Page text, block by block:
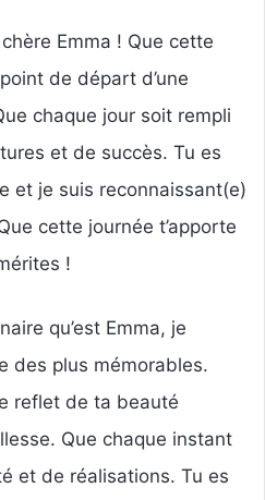
Emma ! Que cette
de départ d’une
chaque jour soit rempli
et de succès. Tu es
et je suis reconnaissant(e)
cette journée t’apporte
!
qu’est Emma, je
des plus mémorables.
reflet de ta beauté
Que chaque instant
et de réalisations. Tu es